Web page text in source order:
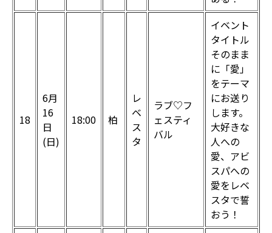
18
6月
16
日
(日)
18:00 柏
レ
ベ
ス
タ
ラブ♡フ
ェスティ
バル
イベント
タイトル
そのまま
に「愛」
をテーマ
にお送り
します。
大好きな
人への
愛、アビ
スパへの
愛をレベ
スタで誓
おう！